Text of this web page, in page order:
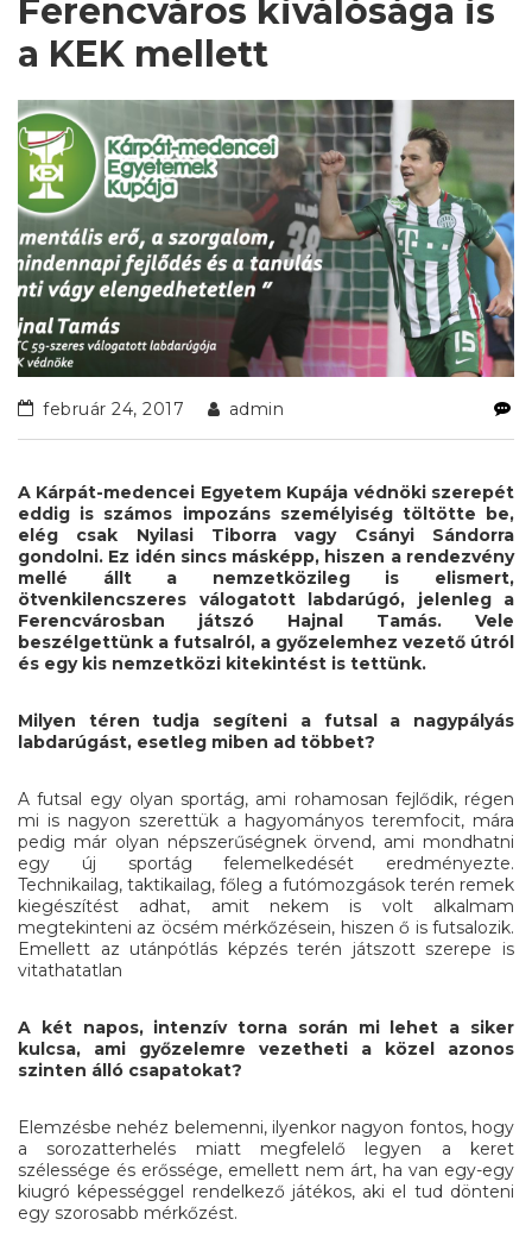
Ferencváros kiválósága is
a KEK mellett
február 24, 2017 admin
A Kárpát-medencei Egyetem Kupája védnöki szerepét
eddig is számos impozáns személyiség töltötte be,
elég csak Nyilasi Tiborra vagy Csányi Sándorra
gondolni. Ez idén sincs másképp, hiszen a rendezvény
mellé állt a nemzetközileg is elismert,
ötvenkilencszeres válogatott labdarúgó, jelenleg a
Ferencvárosban játszó Hajnal Tamás. Vele
beszélgettünk a futsalról, a győzelemhez vezető útról
és egy kis nemzetközi kitekintést is tettünk.
Milyen téren tudja segíteni a futsal a nagypályás
labdarúgást, esetleg miben ad többet?
A futsal egy olyan sportág, ami rohamosan fejlődik, régen
mi is nagyon szerettük a hagyományos teremfocit, mára
pedig már olyan népszerűségnek örvend, ami mondhatni
egy új sportág felemelkedését eredményezte.
Technikailag, taktikailag, főleg a futómozgások terén remek
kiegészítést adhat, amit nekem is volt alkalmam
megtekinteni az öcsém mérkőzésein, hiszen ő is futsalozik.
Emellett az utánpótlás képzés terén játszott szerepe is
vitathatatlan
A két napos, intenzív torna során mi lehet a siker
kulcsa, ami győzelemre vezetheti a közel azonos
szinten álló csapatokat?
Elemzésbe nehéz belemenni, ilyenkor nagyon fontos, hogy
a sorozatterhelés miatt megfelelő legyen a keret
szélessége és erőssége, emellett nem árt, ha van egy-egy
kiugró képességgel rendelkező játékos, aki el tud dönteni
egy szorosabb mérkőzést.